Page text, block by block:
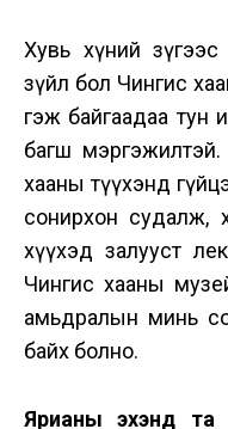
Хувь хүний
зүйл бол Чингис
гэж байгаадаа тун
багш
хааны түүхэнд
сонирхон судалж,
хүүхэд залууст
Чингис хааны
амьдралын минь
байх болно.
Ярианы эхэнд та